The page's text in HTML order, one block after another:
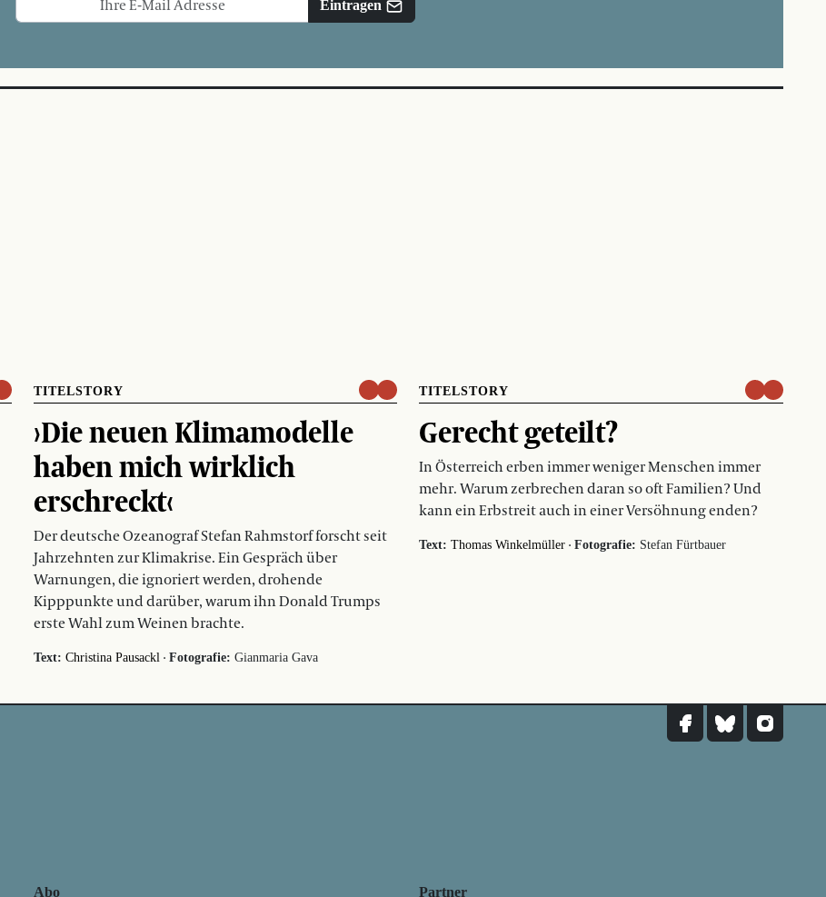
Eintragen
TITELSTORY
›Die neuen Klimamodelle
haben mich wirklich
erschreckt‹
Der deutsche Ozeanograf Stefan Rahmstorf forscht seit
Jahrzehnten zur Klimakrise. Ein Gespräch über
Warnungen, die ignoriert werden, drohende
Kipppunkte und darüber, warum ihn Donald Trumps
erste Wahl zum Weinen brachte.
Text: Christina Pausackl· Fotografie: Gianmaria Gava
TITELSTORY
Gerecht geteilt?
In Österreich erben immer weniger Menschen immer
mehr. Warum zerbrechen daran so oft Familien? Und
kann ein Erbstreit auch in einer Versöhnung enden?
Text: Thomas Winkelmüller ·Fotografie: Stefan Fürtbauer
Abo Partner